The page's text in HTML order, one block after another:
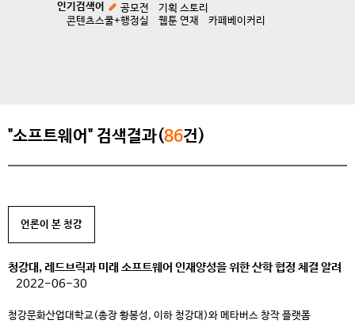
인기검색어 공모전
기획 스토리
콘텐츠스쿨+행정실
웹툰 연재 카페베이커리
"소프트웨어" 검색결과(86건)
언론이 본 청강
청강대, 레드브릭과 미래 소프트웨어 인재양성을 위한 산학 협정 체결 알려
2022-06-30
청강문화산업대학교(총장 황봉성, 이하 청강대)와 메타버스 창작 플랫폼